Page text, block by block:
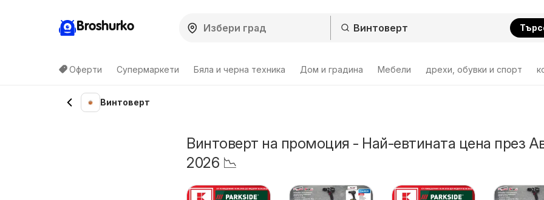
Broshurko
Оферти Супермаркети Бяла и черна техника Дом и градина Мебели дрехи, обувки и спорт
Винтоверт
Винтоверт на промоция - Най-евтината цена през
2026 📉